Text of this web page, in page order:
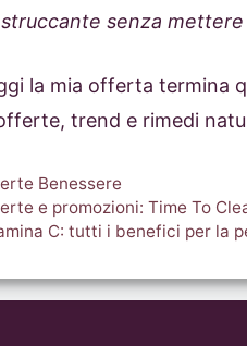
senza mettere
la mia offerta termina
trend e rimedi
Benessere
e promozioni: Time To
C: tutti i benefici per la